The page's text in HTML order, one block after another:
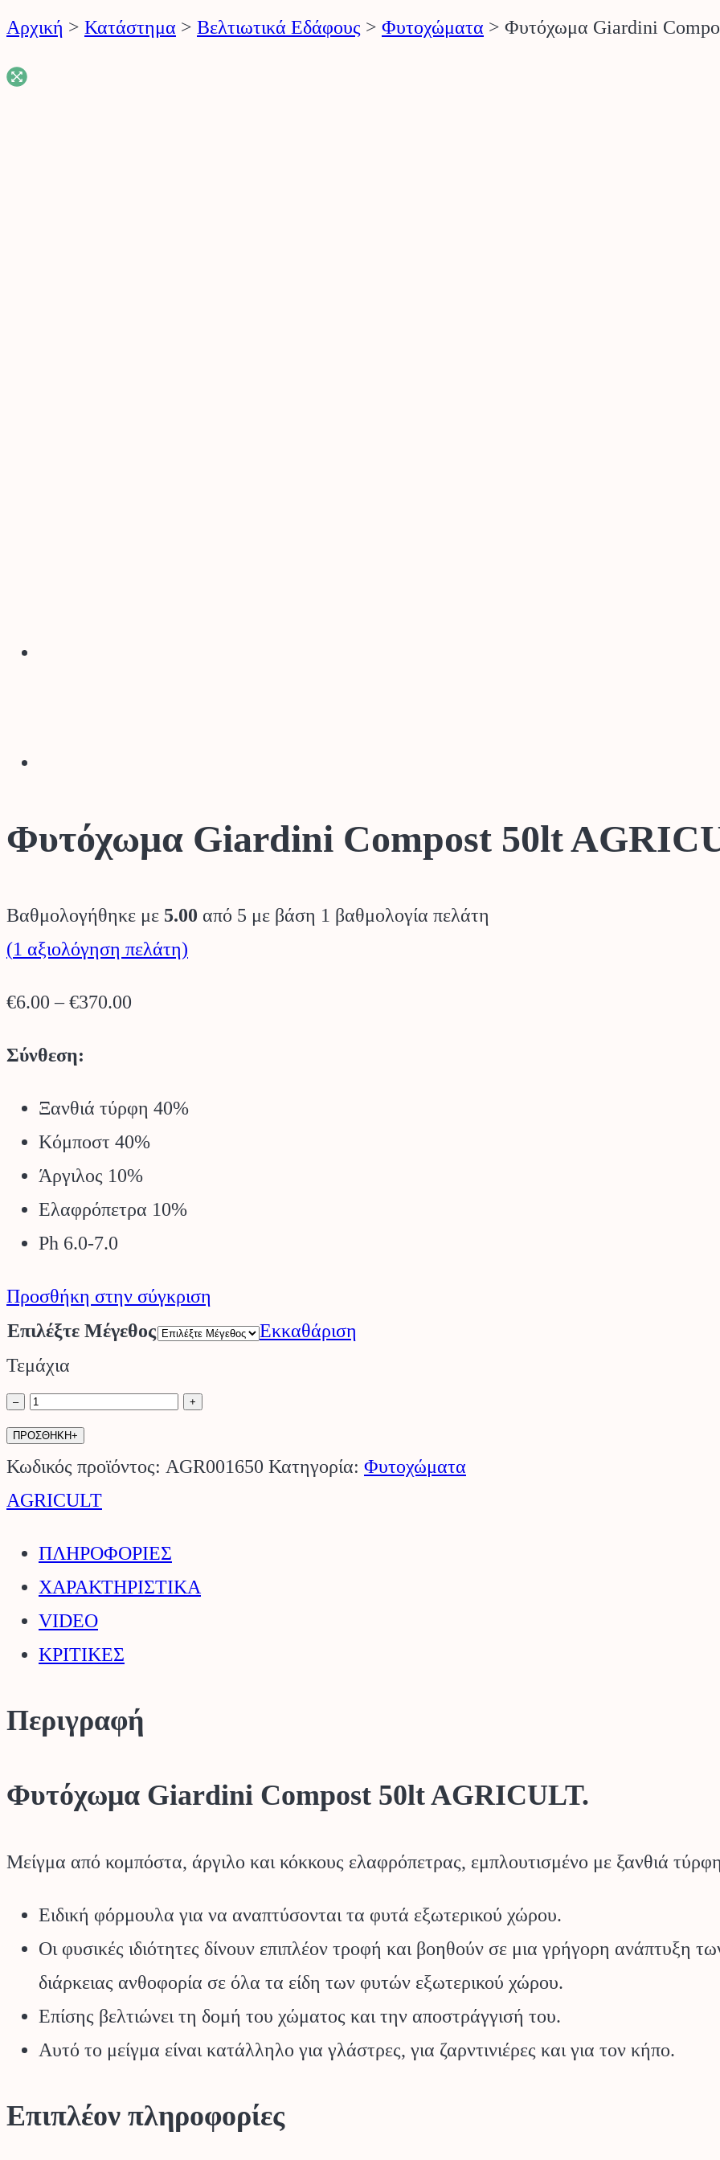
Αρχική > Κατάστημα > Βελτιωτικά Εδάφους > Φυτοχώματα > Φυτόχωμα Giardini
Φυτόχωμα Giardini Compost 50lt
Βαθμολογήθηκε με 5.00 από 5 με βάση 1 βαθμολογία πελάτη
(1 αξιολόγηση πελάτη)
€6.00 – €370.00
through
€370.00
Σύνθεση:
Ξανθιά τύρφη 40%
Κόμποστ 40%
Άργιλος 10%
Ελαφρόπετρα 10%
Ph 6.0-7.0
Προσθήκη στην σύγκριση
Επιλέξτε Μέγεθος
Εκκαθάριση
Τεμάχια
–
Φυτόχωμα
Giardini
Compost
50lt
ποσότητα
+
ΠΡΟΣΘΗΚΗ+
Κωδικός προϊόντος: AGR001650 Κατηγορία: Φυτοχώματα
AGRICULT
ΠΛΗΡΟΦΟΡΙΕΣ
ΧΑΡΑΚΤΗΡΙΣΤΙΚΑ
VIDEO
ΚΡΙΤΙΚΕΣ
Περιγραφή
Φυτόχωμα Giardini Compost 50lt AGRICULT.
Μείγμα από κομπόστα, άργιλο και κόκκους ελαφρόπετρας, εμπλουτισμένο με ξανθιά
Ειδική φόρμουλα για να αναπτύσονται τα φυτά εξωτερικού χώρου.
Οι φυσικές ιδιότητες δίνουν επιπλέον τροφή και βοηθούν σε μια γρήγορη ανάπτυξη
διάρκειας ανθοφορία σε όλα τα είδη των φυτών εξωτερικού χώρου.
Επίσης βελτιώνει τη δομή του χώματος και την αποστράγγισή του.
Αυτό το μείγμα είναι κατάλληλο για γλάστρες, για ζαρντινιέρες και για τον κήπο.
Επιπλέον πληροφορίες